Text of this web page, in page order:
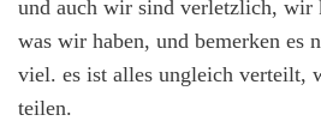
und auch wir sind verletzlich, wir
was wir haben, und bemerken es
viel. es ist alles ungleich verteilt,
teilen.